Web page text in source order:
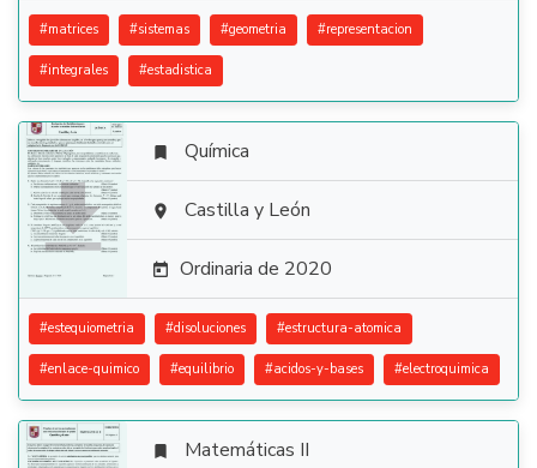
#matrices #sistemas #geometria #representacion
#integrales #estadistica

 Química
 Castilla y León
 Ordinaria de 2020
#estequiometria #disoluciones #estructura-atomica
#enlace-quimico #equilibrio #acidos-y-bases #electroquimica
 Matemáticas II